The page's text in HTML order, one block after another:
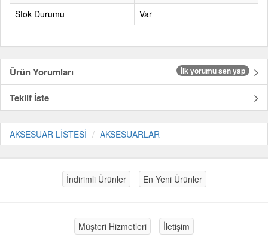
Stok Durumu
Var
Ürün Yorumları İlk yorumu sen yap
Teklif İste
AKSESUAR LİSTESİ AKSESUARLAR
İndirimli Ürünler En Yeni Ürünler
Müşteri Hizmetleri İletişim